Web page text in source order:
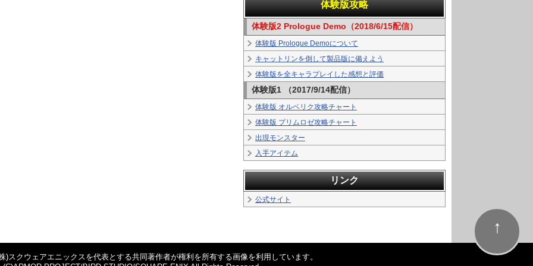
体験版攻略
体験版2 Prologue Demo（2018/6/15配信）
体験版 Prologue Demoについて
キャットリンを倒して製品版に備えよう
体験版を全キャラプレイした感想と評価
体験版1 （2017/9/14配信）
体験版 オルベリク攻略チャート
体験版 プリムロゼ攻略チャート
出現モンスター
入手アイテム
リンク
公式サイト
↑
)スクウェアエニックスを代表とする共同著作者が権利を所有する画像を利用しています。